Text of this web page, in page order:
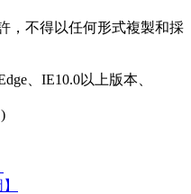
，不得以任何形式複製和採
、IE10.0以上版本、